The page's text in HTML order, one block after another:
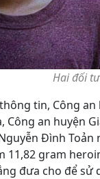
Hai đối
tin, Công
an huyện
Đình Toản
11,82 gram
đưa cho để sử